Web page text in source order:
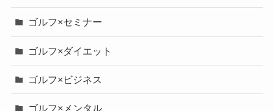
ゴルフ×セミナー
ゴルフ×ダイエット
ゴルフ×ビジネス
ゴルフ×メンタル